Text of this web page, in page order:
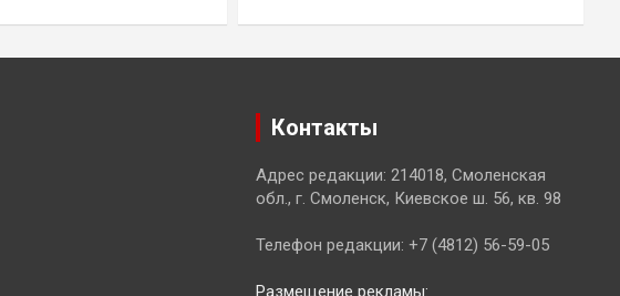
Контакты
Адрес редакции: 214018, Смоленская
обл., г. Смоленск, Киевское ш. 56, кв. 98
Телефон редакции: +7 (4812) 56-59-05
Размещение рекламы: